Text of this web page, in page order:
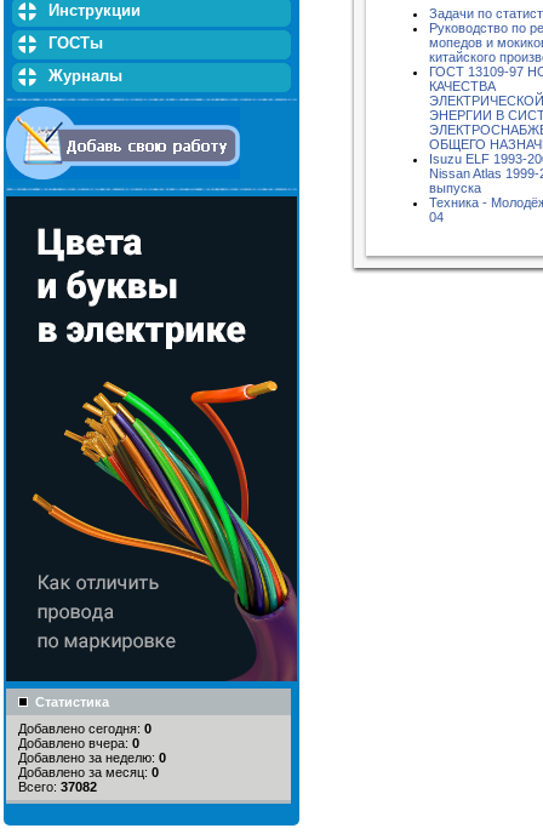
Инструкции
ГОСТы
Журналы
Статистика
Добавлено сегодня: 0
Добавлено вчера: 0
Добавлено за неделю: 0
Добавлено за месяц: 0
Всего: 37082
Задачи по
Руководство по
мопедов и
китайского
ГОСТ 13109-97
КАЧЕСТВА
ЭЛЕКТРИЧЕСКОЙ
ЭНЕРГИИ В
ОБЩЕГО
Isuzu ELF 1993-
Nissan Atlas 1999-
выпуска
Техника -
04